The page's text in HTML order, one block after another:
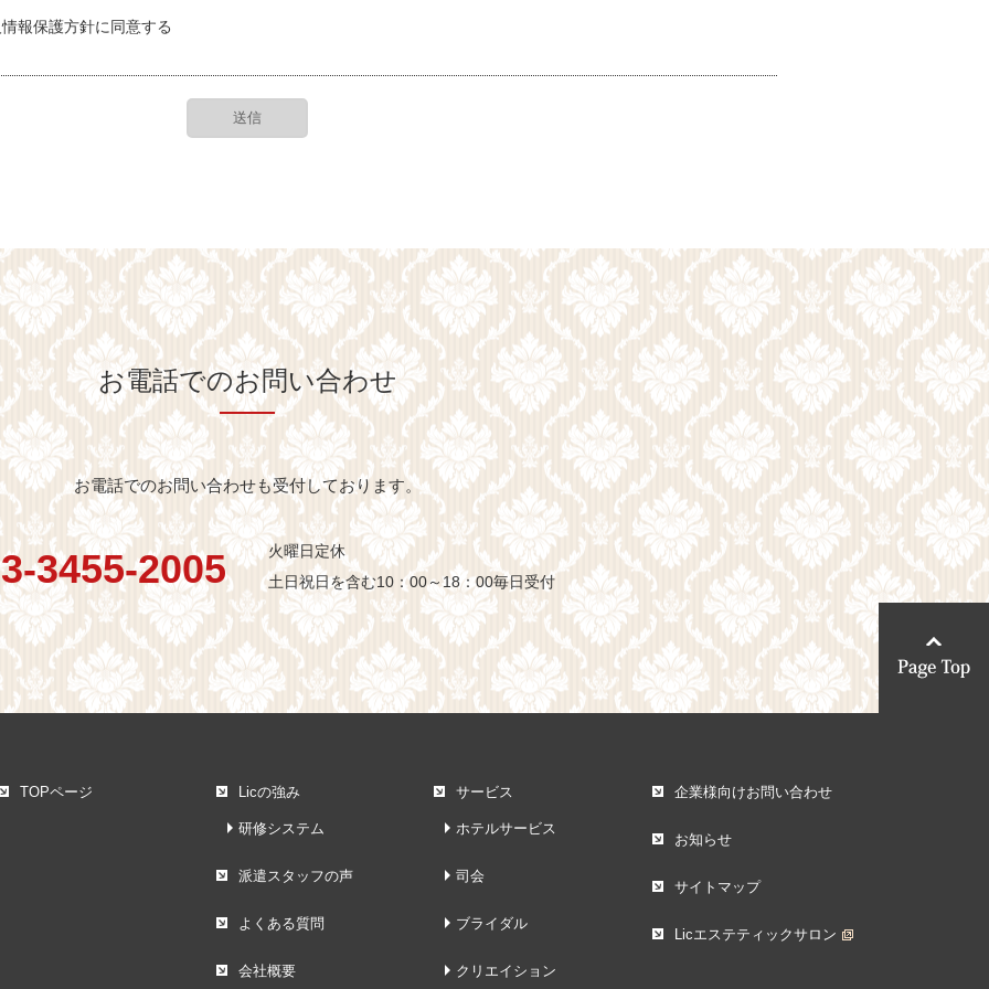
報保護方針に同意する
お電話でのお問い合わせ
お電話でのお問い合わせも受付しております。
3455-2005
火曜日定休
土日祝日を含む10：00～18：00毎日受付
TOPページ Licの強み
研修システム
派遣スタッフの声
よくある質問
会社概要
サービス
ホテルサービス
司会
ブライダル
クリエイション
企業様向けお問い合わせ
お知らせ
サイトマップ
Licエステティックサロン